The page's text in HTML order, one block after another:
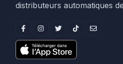
distributeurs automatiques